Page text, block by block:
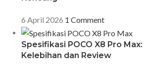
6 April 2026 1 Comment
Spesifikasi POCO X8 Pro Max:
Kelebihan dan Review